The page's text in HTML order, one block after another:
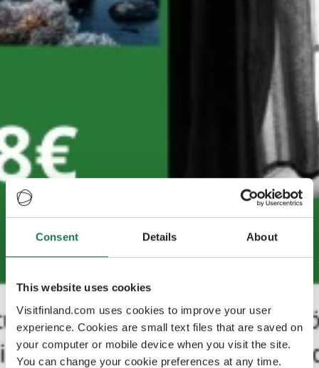
Consent Details About
This website uses cookies
Visitfinland.com uses cookies to improve your user
experience. Cookies are small text files that are saved on
your computer or mobile device when you visit the site.
You can change your cookie preferences at any time.